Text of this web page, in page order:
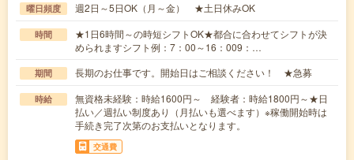
曜日頻度 週2日～5日OK（月～金） ★土日休みOK
時間
★1日6時間～の時短シフトOK★都合に合わせてシフトが決
められますシフト例：7：00～16：009：…
期間 長期のお仕事です。開始日はご相談ください！ ★急募
時給
無資格未経験：時給1600円～ 経験者：時給1800円～★日
払い／週払い制度あり（月払いも選べます）※稼働開始時は
手続き完了次第のお支払いとなります。
交通費